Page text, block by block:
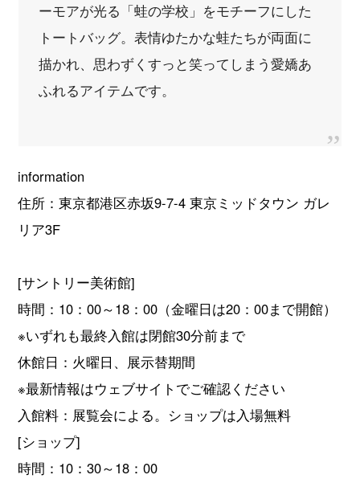
ーモアが光る「蛙の学校」をモチーフにした
トートバッグ。表情ゆたかな蛙たちが両面に
描かれ、思わずくすっと笑ってしまう愛嬌あ
ふれるアイテムです。
information
住所：東京都港区赤坂9-7-4 東京ミッドタウン ガレ
リア3F
[サントリー美術館]
時間：10：00～18：00（金曜日は20：00まで開館）
※いずれも最終入館は閉館30分前まで
休館日：火曜日、展示替期間
※最新情報はウェブサイトでご確認ください
入館料：展覧会による。ショップは入場無料
[ショップ]
時間：10：30～18：00